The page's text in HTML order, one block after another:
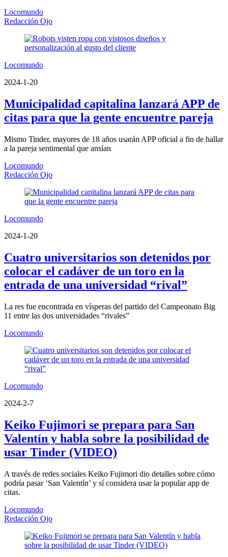
Locomundo
Redacción Ojo
Locomundo
2024-1-20
Municipalidad capitalina lanzará APP de
citas para que la gente encuentre pareja
Mismo Tinder, mayores de 18 años usarán APP oficial a fin de hallar
a la pareja sentimental que ansían
Locomundo
Redacción Ojo
Locomundo
2024-1-20
Cuatro universitarios son detenidos por
colocar el cadáver de un toro en la
entrada de una universidad “rival”
La res fue encontrada en vísperas del partido del Campeonato Big
11 entre las dos universidades “rivales”
Locomundo
Locomundo
2024-2-7
Keiko Fujimori se prepara para San
Valentín y habla sobre la posibilidad de
usar Tinder (VIDEO)
A través de redes sociales Keiko Fujimori dio detalles sobre cómo
podría pasar ‘San Valentín’ y sí considera usar la popular app de
citas.
Locomundo
Redacción Ojo